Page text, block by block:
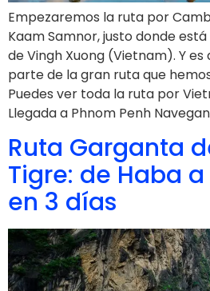
Empezaremos la ruta por
Kaam Samnor, justo donde
de Vingh Xuong (Vietnam). Y
parte de la gran ruta que
Puedes ver toda la ruta por
Llegada a Phnom Penh
Ruta Garganta
Tigre: de Haba
en 3 días